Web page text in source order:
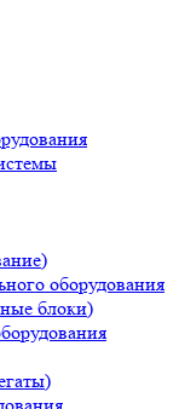
оборудования
блоки)